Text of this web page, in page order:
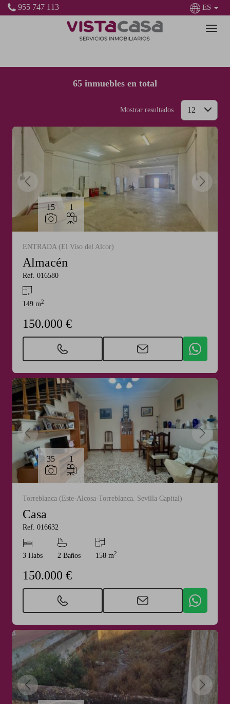
955 747 113 ES
65 inmuebles en total
Mostrar resultados 12
15 1
ENTRADA (El Viso del Alcor)
Almacén
Ref. 016580
149 m2
150.000 €
35 1
Torreblanca (Este-Alcosa-Torreblanca. Sevilla Capital)
Casa
Ref. 016632
3 Habs 2 Baños 158 m2
150.000 €